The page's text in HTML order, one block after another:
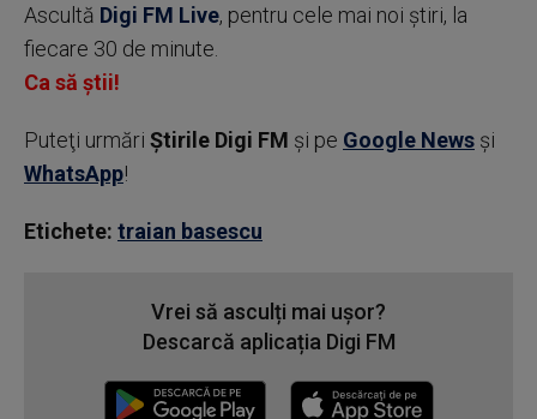
Ascultă Digi FM Live, pentru cele mai noi știri, la
fiecare 30 de minute.
Ca să știi!
Puteţi urmări Știrile Digi FM şi pe Google News şi
WhatsApp!
Etichete: traian basescu
Vrei să asculți mai ușor?
Descarcă aplicația Digi FM